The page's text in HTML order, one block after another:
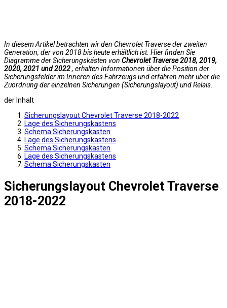
In diesem Artikel betrachten wir den Chevrolet Traverse der zweiten
Generation, der von 2018 bis heute erhältlich ist. Hier finden Sie
Diagramme der Sicherungskästen von Chevrolet Traverse 2018, 2019,
2020, 2021 und 2022, erhalten Informationen über die Position der
Sicherungsfelder im Inneren des Fahrzeugs und erfahren mehr über die
Zuordnung der einzelnen Sicherungen (Sicherungslayout) und Relais.
der Inhalt
Sicherungslayout Chevrolet Traverse 2018-2022
Lage des Sicherungskastens
Schema Sicherungskasten
Lage des Sicherungskastens
Schema Sicherungskasten
Lage des Sicherungskastens
Schema Sicherungskasten
Sicherungslayout Chevrolet Traverse
2018-2022